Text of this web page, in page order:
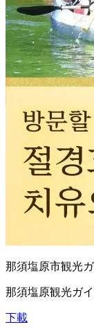
那須塩原市観光
那須塩原観光ガ
下載